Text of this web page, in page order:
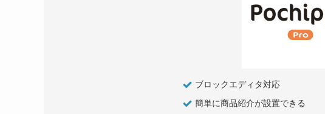
ブロックエディタ対応
簡単に商品紹介が設置できる